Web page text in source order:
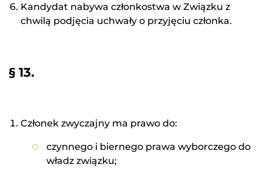
Kandydat nabywa członkostwa w Związku z
chwilą podjęcia uchwały o przyjęciu członka.
§ 13.
Członek zwyczajny ma prawo do:
czynnego i biernego prawa wyborczego do
władz związku;